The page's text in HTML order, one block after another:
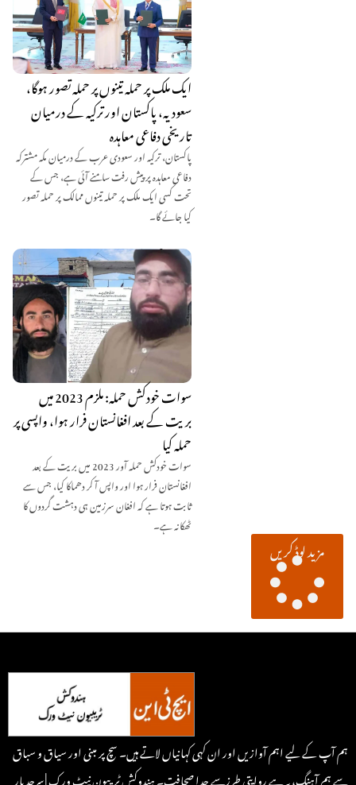
ایک ملک پر حملہ تینوں پر حملہ تصور ہوگا،
سعودیہ، پاکستان اور ترکیہ کے درمیان
تاریخی دفاعی معاہدہ
پاکستان، ترکیہ اور سعودی عرب کے درمیان مکہ مشترکہ
دفاعی معاہدہ پر پیش رفت سامنے آئی ہے، جس کے
تحت کسی ایک ملک پر حملہ تینوں ممالک پر حملہ تصور
کیا جائے گا۔
سوات خودکش حملہ: ملزم 2023 میں
بریت کے بعد افغانستان فرار ہوا، واپسی پر
حملہ کیا
سوات خودکش حملہ آور 2023 میں بریت کے بعد
افغانستان فرار ہوا اور واپس آ کر دھماکا کیا، جس سے
ثابت ہوتا ہے کہ افغان سرزمین ہی دہشت گردوں کا
ٹھکانہ ہے۔
مزید لوڈ کریں
ہم آپ کے لیے اہم آوازیں اور ان کہی کہانیاں لاتے ہیں۔ سچ پر مبنی اور سیاق و سباق
سے ہم آہنگ، یہ ہے روایتی طرزسے جدا صحافت۔ ہندوکش ٹریبون نیٹ ورک | سرحد پار